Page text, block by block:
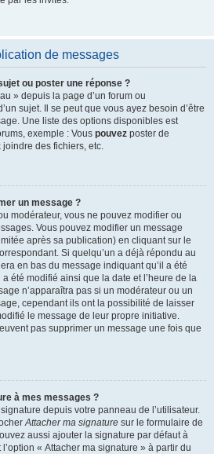
de messages
ou poster une réponse ?
» depuis la page d’un forum ou
sujet. Il se peut que vous ayez besoin d’être
Une liste des options disponibles est
exemple : Vous pouvez poster de
joindre des fichiers, etc.
un message ?
modérateur, vous ne pouvez modifier ou
Vous pouvez modifier un message
après sa publication) en cliquant sur le
Si quelqu’un a déjà répondu au
en bas du message indiquant qu’il a été
été modifié ainsi que la date et l’heure de la
n’apparaîtra pas si un modérateur ou un
cependant ils ont la possibilité de laisser
le message de leur propre initiative.
pas supprimer un message une fois que
à mes messages ?
depuis votre panneau de l’utilisateur.
Attacher ma signature sur le formulaire de
aussi ajouter la signature par défaut à
« Attacher ma signature » à partir du